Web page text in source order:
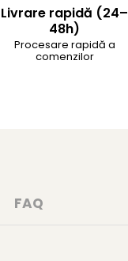
Livrare rapidă (24–
48h)
Procesare rapidă a
comenzilor
FAQ